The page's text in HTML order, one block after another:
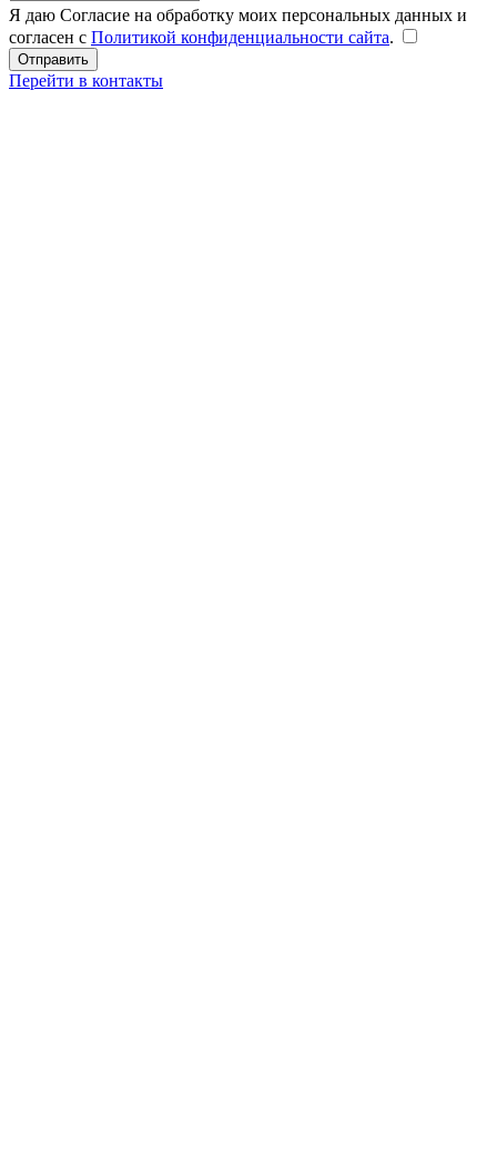
Я даю Согласие на обработку моих персональных данных и
согласен с Политикой конфиденциальности сайта.
Перейти в контакты